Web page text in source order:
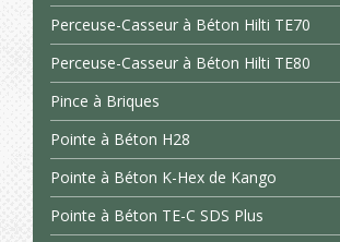
Perceuse-Casseur à Béton Hilti TE70
Perceuse-Casseur à Béton Hilti TE80
Pince à Briques
Pointe à Béton H28
Pointe à Béton K-Hex de Kango
Pointe à Béton TE-C SDS Plus